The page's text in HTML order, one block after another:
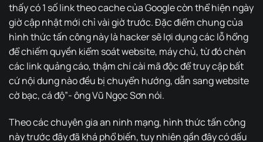
thấy có 1 số link theo cache của Google còn thể hiện ngày
giờ cập nhật mới chỉ vài giờ trước. Đặc điểm chung của
hình thức tấn công này là hacker sẽ lợi dụng các lỗ hổng
để chiếm quyền kiểm soát website, máy chủ, từ đó chèn
các link quảng cáo, thậm chí cài mã độc để truy cập bất
cứ nội dung nào đều bị chuyển hướng, dẫn sang website
cờ bạc, cá độ”- ông Vũ Ngọc Sơn nói.
Theo các chuyên gia an ninh mạng, hình thức tấn công
này trước đây đã khá phổ biến, tuy nhiên gần đây có dấu